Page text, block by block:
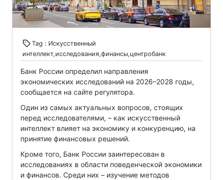
Tag : Искусственный
интеллект,исследования,финансы,центробанк
Банк России определил направления
экономических исследований на 2026–2028 годы,
сообщается на сайте регулятора.
Один из самых актуальных вопросов, стоящих
перед исследователями, – как искусственный
интеллект влияет на экономику и конкуренцию, на
принятие финансовых решений.
Кроме того, Банк России заинтересован в
исследованиях в области поведенческой экономики
и финансов. Среди них – изучение методов